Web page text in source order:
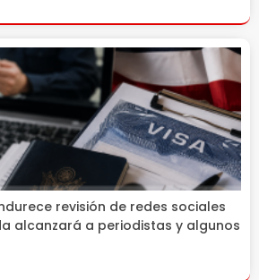
revisión de redes sociales
alcanzará a periodistas y algunos